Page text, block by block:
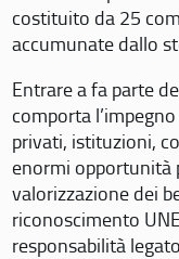
costituito da 25
accumunate dallo
Entrare a fa parte
comporta
privati, istituzioni,
enormi opportunità
valorizzazione dei
riconoscimento
responsabilità